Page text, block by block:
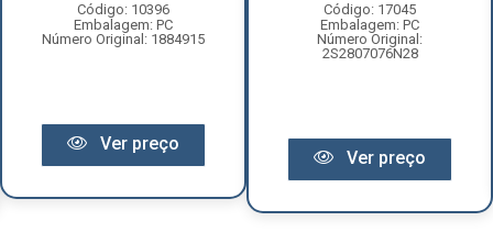
Código: 10396
Embalagem: PC
Número Original: 1884915
Ver preço
Código: 17045
Embalagem: PC
Número Original:
2S2807076N28
Ver preço